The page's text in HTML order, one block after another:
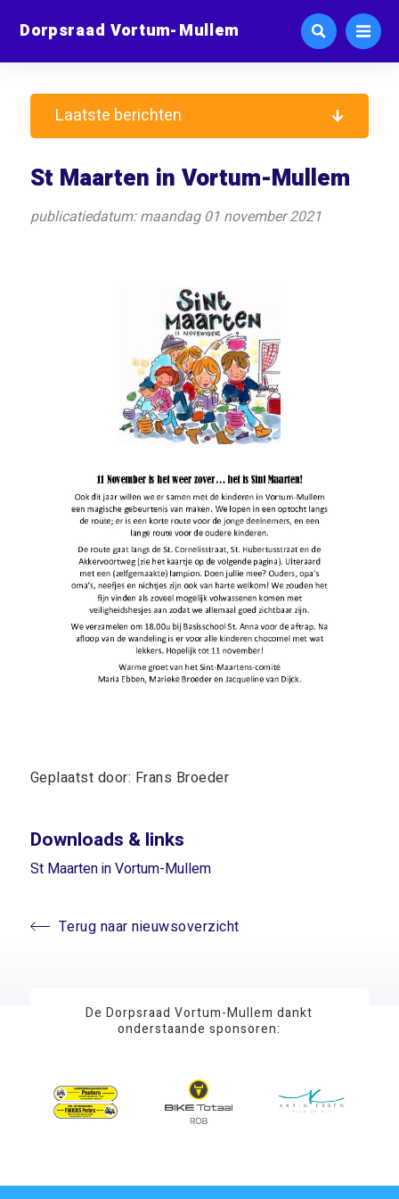
Dorpsraad Vortum-Mullem
St Maarten in Vortum-Mullem
publicatiedatum: maandag 01 november 2021
Geplaatst door: Frans Broeder
Downloads & links
St Maarten in Vortum-Mullem
Terug naar nieuwsoverzicht
Laatste berichten
De Dorpsraad Vortum-Mullem dankt
onderstaande sponsoren: